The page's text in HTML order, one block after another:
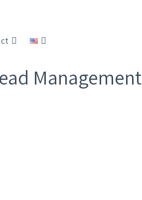
Management